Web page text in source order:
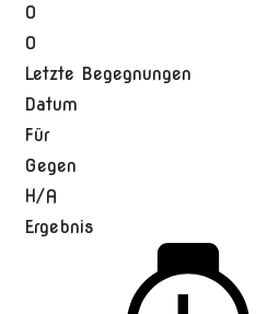
0
0
Letzte Begegnungen
Datum
Für
Gegen
H/A
Ergebnis